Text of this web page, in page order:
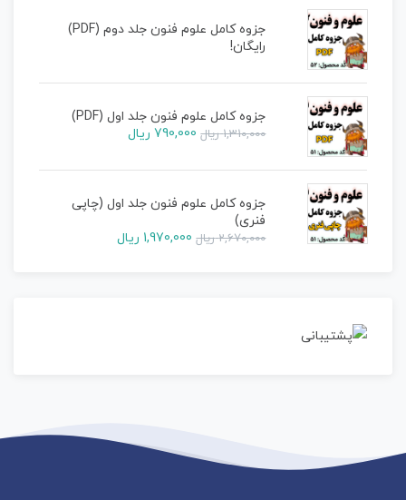
جزوه کامل علوم فنون جلد دوم (PDF)
رایگان!
جزوه کامل علوم فنون جلد اول (PDF)
1,310,000 ریال 790,000 ریال
جزوه کامل علوم فنون جلد اول (چاپی
فنری)
2,670,000 ریال 1,970,000 ریال